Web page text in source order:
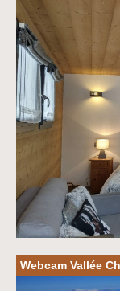
Webcam Vallée